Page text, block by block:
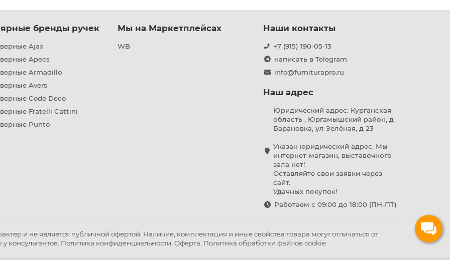
бренды ручек
Ajax
Apecs
Armadillo
Avers
Code Deco
Fratelli Cattini
Punto
Мы на Маркетплейсах
WB
Наши контакты
+7 (915) 190-05-13
написать в Telegram
info@furniturapro.ru
Наш адрес
Юридический адрес: Курганская
область , Юргамышский район, д
Барановка, ул Зелёная, д 23
Указан юридический адрес. Мы
интернет-магазин, выставочного
зала нет!
Оставляйте свои заявки через
сайт.
Удачных покупок!
Работаем с 09:00 до 18:00 (ПН-ПТ)
и не является публичной офертой. Наличие, комплектация и иные свойства товара могут отличаться от
консультантов. Политика конфиденциальности Оферта Политика обработки файлов cookie